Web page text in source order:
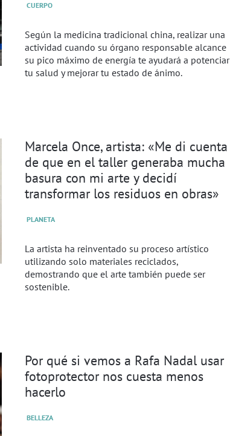
CUERPO
Según la medicina tradicional china, realizar una
actividad cuando su órgano responsable alcance
su pico máximo de energía te ayudará a potenciar
tu salud y mejorar tu estado de ánimo.
Marcela Once, artista: «Me di cuenta
de que en el taller generaba mucha
basura con mi arte y decidí
transformar los residuos en obras»
PLANETA
La artista ha reinventado su proceso artístico
utilizando solo materiales reciclados,
demostrando que el arte también puede ser
sostenible.
Por qué si vemos a Rafa Nadal usar
fotoprotector nos cuesta menos
hacerlo
BELLEZA